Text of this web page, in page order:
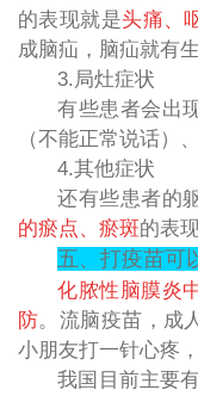
的表现就是头痛、
成脑疝，脑疝就有
3.局灶症状
有些患者会出
（不能正常说话）、
4.其他症状
还有些患者的
的瘀点、瘀斑的表现
五、打疫苗可
化脓性脑膜炎
防。流脑疫苗，成
小朋友打一针心疼
我国目前主要